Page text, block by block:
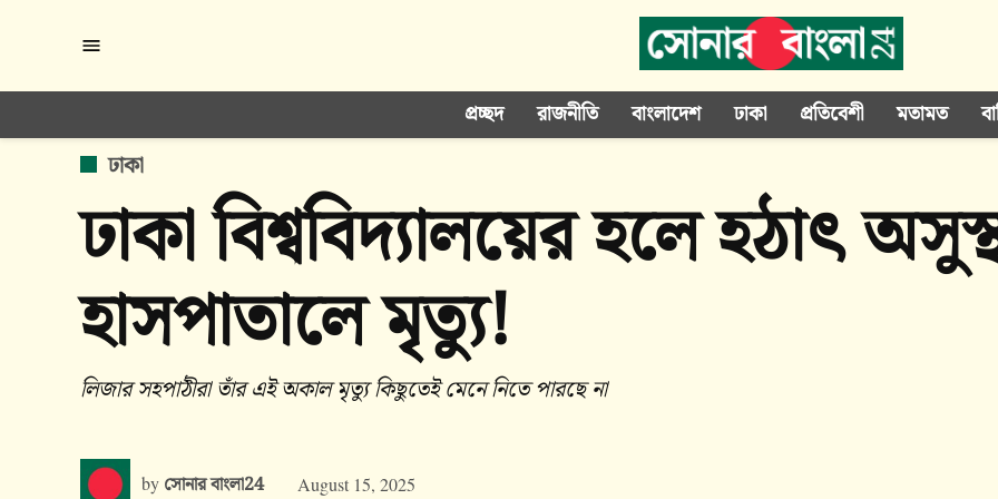
content
প্রচ্ছদ রাজনীতি বাংলাদেশ ঢাকা প্রতিবেশী মতামত
POSTED
ঢাকা
ঢাকা বিশ্ববিদ্যালয়ের হলে হঠাৎ
হাসপাতালে মৃত্যু!
লিজার সহপাঠীরা তাঁর এই অকাল মৃত্যু কিছুতেই মেনে নিতে পারছে না
by সোনার বাংলা24 August 15, 2025